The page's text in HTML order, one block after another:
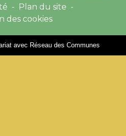
- Plan du site -
des cookies
avec Réseau des Communes